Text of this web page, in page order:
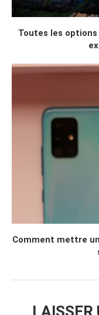
Toutes les
Comment mettre